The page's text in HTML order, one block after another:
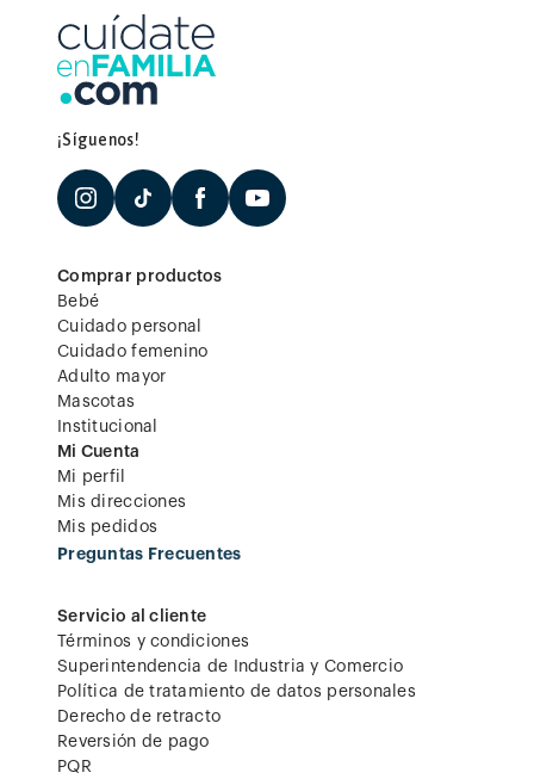
¡Síguenos!
Comprar productos
Bebé
Cuidado personal
Cuidado femenino
Adulto mayor
Mascotas
Institucional
Mi Cuenta
Mi perfil
Mis direcciones
Mis pedidos
Preguntas Frecuentes
Servicio al cliente
Términos y condiciones
Superintendencia de Industria y Comercio
Política de tratamiento de datos personales
Derecho de retracto
Reversión de pago
PQR